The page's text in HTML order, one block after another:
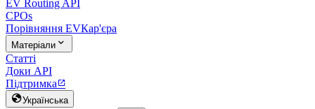
EV Routing API
CPOs
Порівняння EVКар'єра
Матеріали 
Статті
Доки API
Підтримка
Українська